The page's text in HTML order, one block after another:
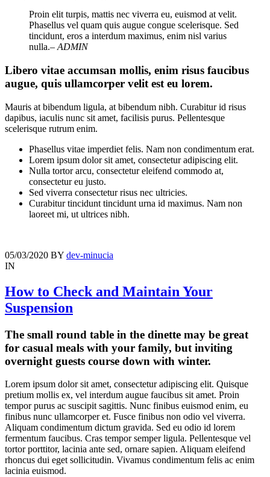
Proin elit turpis, mattis nec viverra eu, euismod at velit.
Phasellus vel quam quis augue congue scelerisque. Sed
tincidunt, eros a interdum maximus, enim nisl varius
nulla.– ADMIN
Libero vitae accumsan mollis, enim risus faucibus
augue, quis ullamcorper velit est eu lorem.
Mauris at bibendum ligula, at bibendum nibh. Curabitur id risus
dapibus, iaculis nunc sit amet, facilisis purus. Pellentesque
scelerisque rutrum enim.
Phasellus vitae imperdiet felis. Nam non condimentum erat.
Lorem ipsum dolor sit amet, consectetur adipiscing elit.
Nulla tortor arcu, consectetur eleifend commodo at,
consectetur eu justo.
Sed viverra consectetur risus nec ultricies.
Curabitur tincidunt tincidunt urna id maximus. Nam non
laoreet mi, ut ultrices nibh.
05/03/2020 BY dev-minucia
IN
How to Check and Maintain Your
Suspension
The small round table in the dinette may be great
for casual meals with your family, but inviting
overnight guests course down with winter.
Lorem ipsum dolor sit amet, consectetur adipiscing elit. Quisque
pretium mollis ex, vel interdum augue faucibus sit amet. Proin
tempor purus ac suscipit sagittis. Nunc finibus euismod enim, eu
finibus nunc ullamcorper et. Fusce finibus non odio vel viverra.
Aliquam condimentum dictum gravida. Sed eu odio id lorem
fermentum faucibus. Cras tempor semper ligula. Pellentesque vel
tortor porttitor, lacinia ante sed, ornare sapien. Aliquam eleifend
rhoncus dui eget sollicitudin. Vivamus condimentum felis ac enim
lacinia euismod.